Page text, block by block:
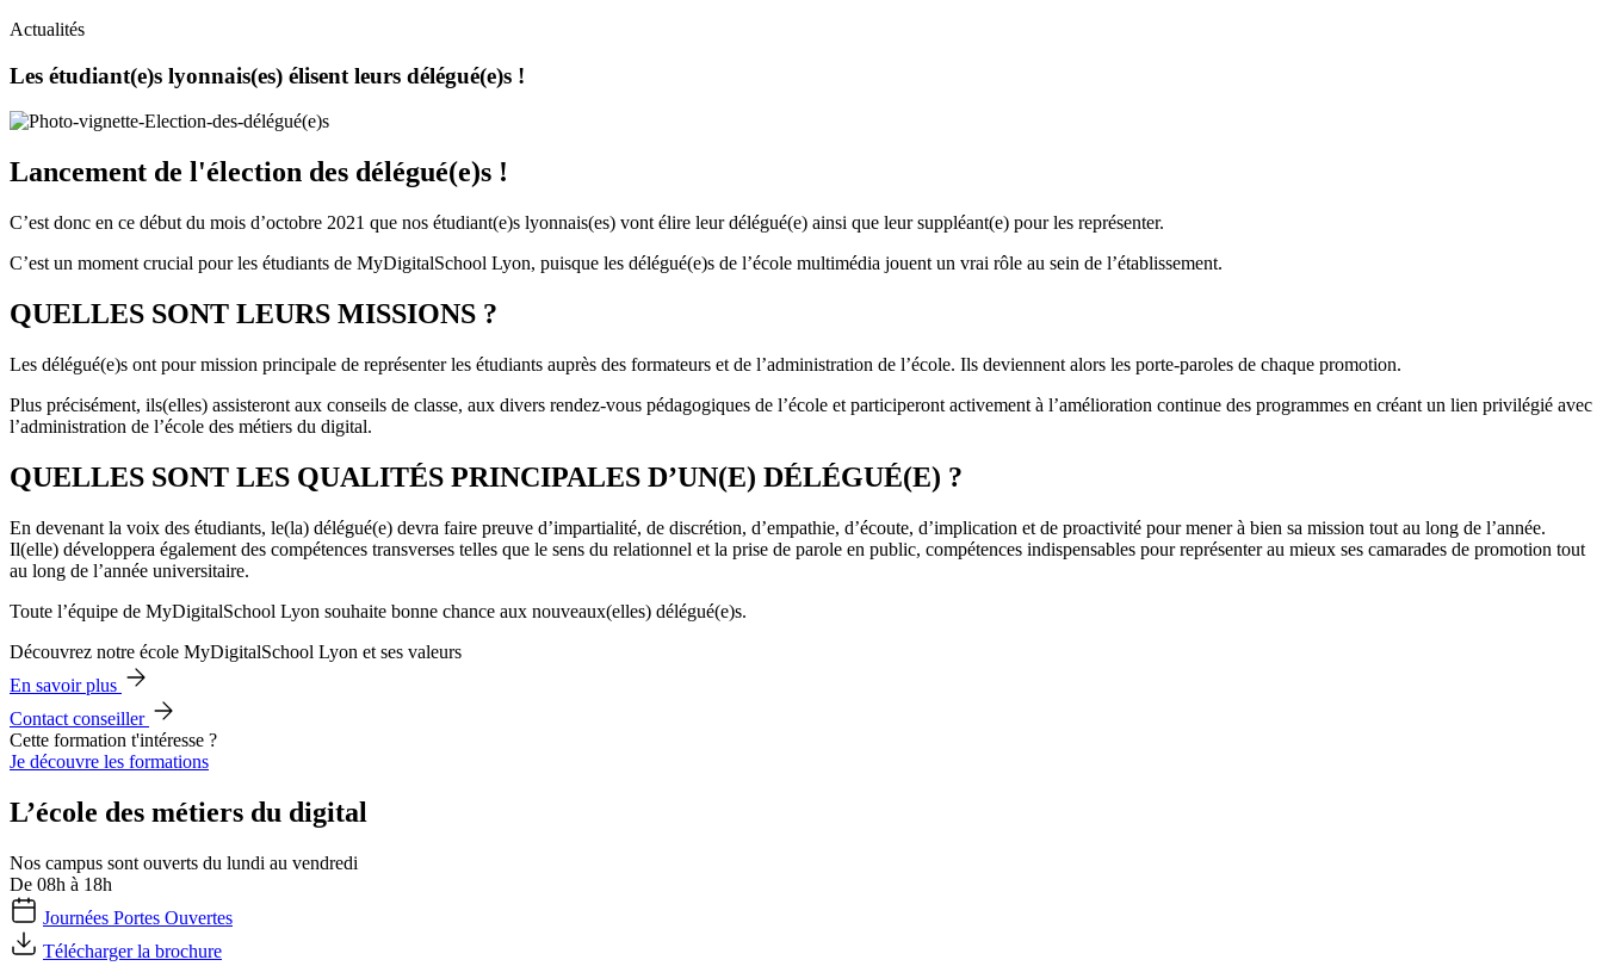
Actualités
Les étudiant(e)s lyonnais(es) élisent leurs délégué(e)s !
Lancement de l'élection des délégué(e)s !
C’est donc en ce début du mois d’octobre 2021 que nos étudiant(e)s lyonnais(es) vont élire leur délégué(e) ainsi que leur suppléant(e) pour les représenter.
C’est un moment crucial pour les étudiants de MyDigitalSchool Lyon, puisque les délégué(e)s de l’école multimédia jouent un vrai rôle au sein de l’établissement.
QUELLES SONT LEURS MISSIONS ?
Les délégué(e)s ont pour mission principale de représenter les étudiants auprès des formateurs et de l’administration de l’école. Ils deviennent alors les porte-paroles de chaque promotion.
Plus précisément, ils(elles) assisteront aux conseils de classe, aux divers rendez-vous pédagogiques de l’école et participeront activement à l’amélioration continue des programmes en créant un lien privilégié avec
l’administration de l’école des métiers du digital.
QUELLES SONT LES QUALITÉS PRINCIPALES D’UN(E) DÉLÉGUÉ(E) ?
En devenant la voix des étudiants, le(la) délégué(e) devra faire preuve d’impartialité, de discrétion, d’empathie, d’écoute, d’implication et de proactivité pour mener à bien sa mission tout au long de l’année.
Il(elle) développera également des compétences transverses telles que le sens du relationnel et la prise de parole en public, compétences indispensables pour représenter au mieux ses camarades de promotion tout
au long de l’année universitaire.
Toute l’équipe de MyDigitalSchool Lyon souhaite bonne chance aux nouveaux(elles) délégué(e)s.
Découvrez notre école MyDigitalSchool Lyon et ses valeurs
En savoir plus
Contact conseiller
Cette formation t'intéresse ?
Je découvre les formations
L’école des métiers du digital
Nos campus sont ouverts du lundi au vendredi
De 08h à 18h
Journées Portes Ouvertes
Télécharger la brochure